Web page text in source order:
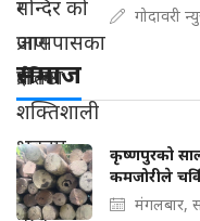
गोदावरी
समाज
कृष्णपुरको
कमजोरीले
मंगलबार,